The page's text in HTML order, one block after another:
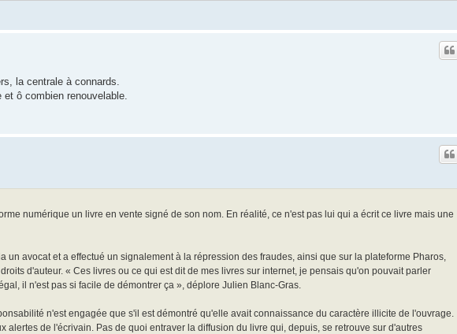
la centrale à connards.
ô combien renouvelable.
numérique un livre en vente signé de son nom. En réalité, ce n'est pas lui qui a écrit ce livre mais une
avocat et a effectué un signalement à la répression des fraudes, ainsi que sur la plateforme Pharos,
d'auteur. « Ces livres ou ce qui est dit de mes livres sur internet, je pensais qu'on pouvait parler
il n'est pas si facile de démontrer ça », déplore Julien Blanc-Gras.
n'est engagée que s'il est démontré qu'elle avait connaissance du caractère illicite de l'ouvrage.
alertes de l'écrivain. Pas de quoi entraver la diffusion du livre qui, depuis, se retrouve sur d'autres